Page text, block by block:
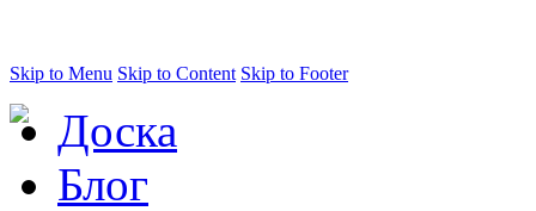
Skip to Menu Skip to Content Skip to Footer
Доска
Блог